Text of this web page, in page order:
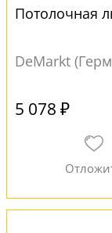
Потолочная
DeMarkt
5 078 ₽